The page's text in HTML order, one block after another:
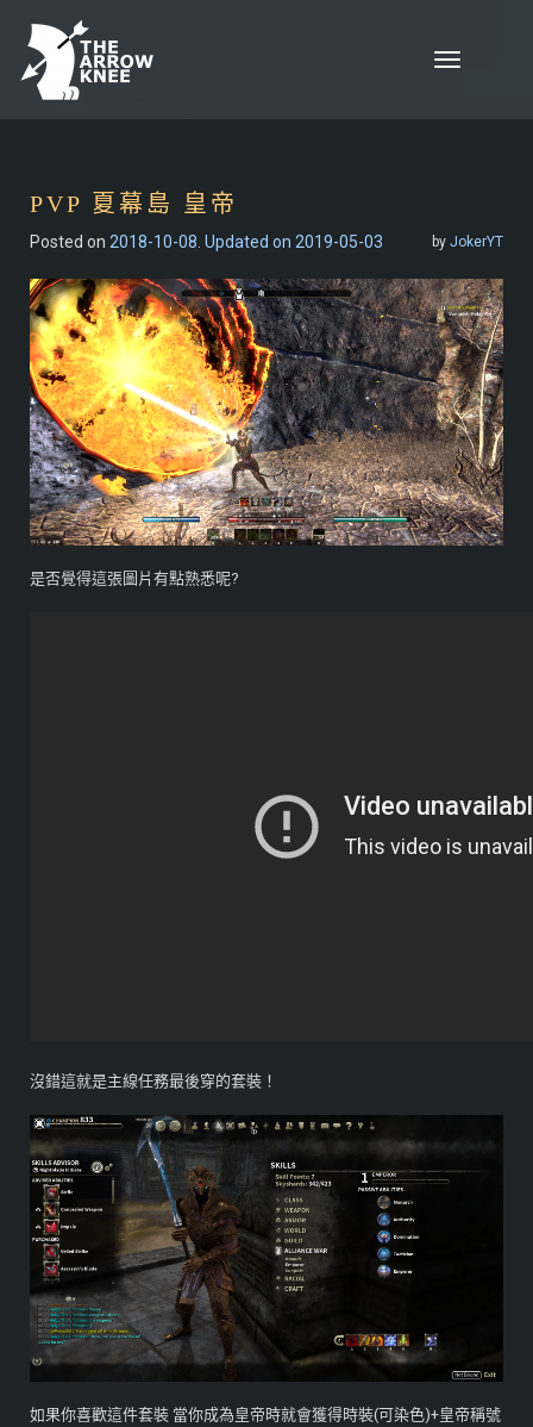
Skip to content
Toggle
PVP 夏幕島 皇帝
Posted on 2018-10-08 . Updated on 2019-05-03 by JokerYT
是否覺得這張圖片有點熟悉呢?
沒錯這就是主線任務最後穿的套裝！
如果你喜歡這件套裝 當你成為皇帝時就會獲得時裝(可染色)+皇帝稱號